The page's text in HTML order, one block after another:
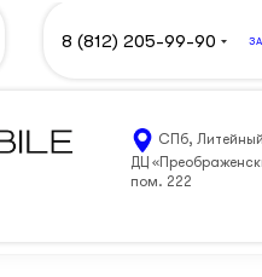
8 (812) 205-99-90
СПб,
ДЦ
пом. 222